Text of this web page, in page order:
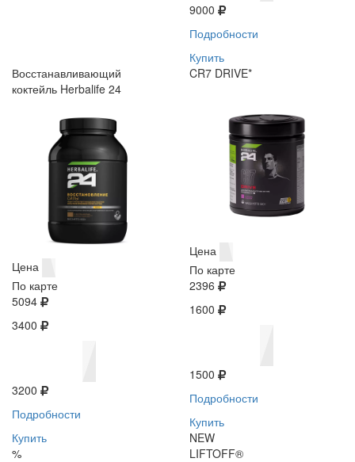
9000
Подробности
Купить
Восстанавливающий
коктейль Herbalife 24
Цена
По карте
5094
3400
3200
Подробности
Купить
%
CR7 DRIVE*
Цена
По карте
2396
1600
1500
Подробности
Купить
NEW
LIFTOFF®